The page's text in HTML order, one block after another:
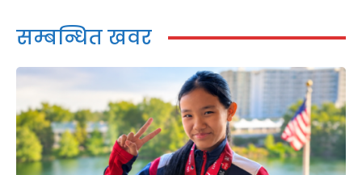
सम्बन्धित खवर